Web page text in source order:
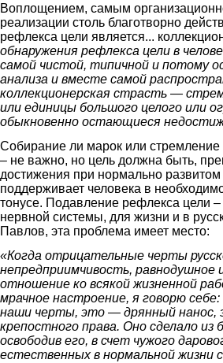
Воплощением, самым
реализации столь благотворно
рефлекса цели является...
обнаружения рефлекса цели в
самой чистой, типичной и потому
анализа и вместе самой
коллекционерская страсть —
или единицы большого целого или
обыкновенно остающиеся
Собирание ли марок или стремление
– не важно, но цель должна быть,
достижения при нормально
поддерживает человека в
тонусе. Подавление рефлекса цели
нервной системы, для жизни и в
Павлов, эта проблема имеет место:
«Когда отрицательные черты
непредприимчивость, равнодушное
отношение ко всякой жизненной
мрачное настроение, я говорю
наши черты, это — дрянный нанос,
крепостного права. Оно сделало из
освободив его, в счет чужого
естественных в нормальной жизни